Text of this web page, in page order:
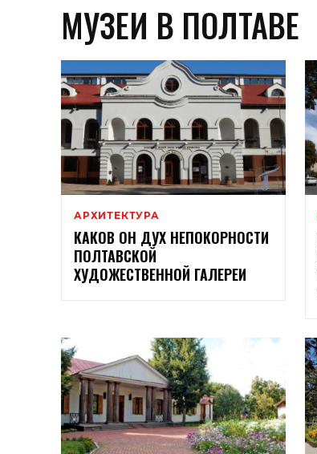
МУЗЕИ В ПОЛТАВЕ
АРХИТЕКТУРА
КАКОВ ОН ДУХ НЕПОКОРНОСТИ
ПОЛТАВСКОЙ
ХУДОЖЕСТВЕННОЙ ГАЛЕРЕИ